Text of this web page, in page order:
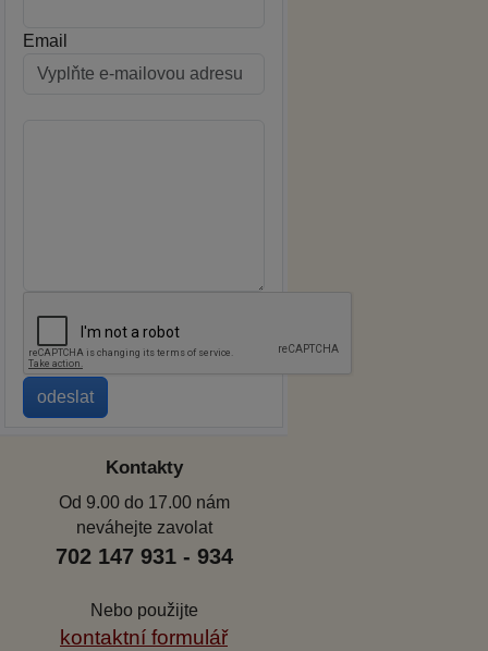
Email
Kontakty
Od 9.00 do 17.00 nám
neváhejte zavolat
702 147 931 - 934
Nebo použijte
kontaktní formulář